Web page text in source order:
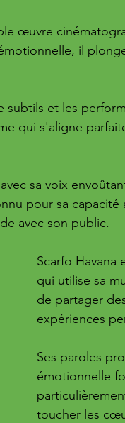
œuvre
il
subtils et les
qui s'aligne
sa voix
pour sa
avec son public.
Scarfo Havana
qui utilise sa
de partager
expériences
Ses paroles
émotionnelle
toucher les